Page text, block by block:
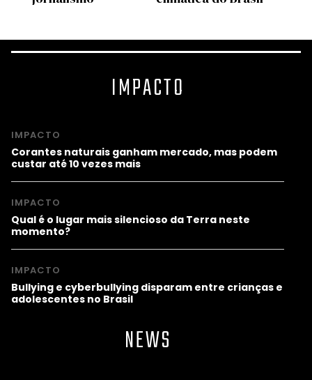
IMPACTO
IMPACTO
Corantes naturais ganham mercado, mas podem
custar até 10 vezes mais
IMPACTO
Qual é o lugar mais silencioso da Terra neste
momento?
IMPACTO
Bullying e cyberbullying disparam entre crianças e
adolescentes no Brasil
NEWS